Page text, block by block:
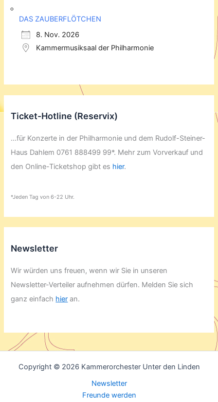
DAS ZAUBERFLÖTCHEN
8. Nov. 2026
Kammermusiksaal der Philharmonie
Ticket-Hotline (Reservix)
...für Konzerte in der Philharmonie und dem Rudolf-Steiner-
Haus Dahlem 0761 888499 99*. Mehr zum Vorverkauf und
den Online-Ticketshop gibt es hier.
*Jeden Tag von 6-22 Uhr.
Newsletter
Wir würden uns freuen, wenn wir Sie in unseren
Newsletter-Verteiler aufnehmen dürfen. Melden Sie sich
ganz einfach hier an.
Copyright © 2026 Kammerorchester Unter den Linden
Newsletter
Freunde werden